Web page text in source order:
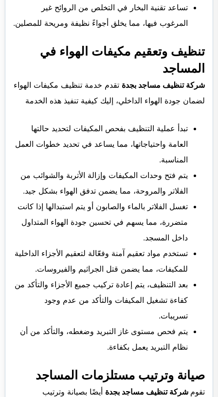
تساعد تقنية البخار في التخلص من الروائح غير
المرغوب فيها، مما يخلق أجواءً نظيفة ومريحة للمصلين.
تنظيف وتعقيم مكيفات الهواء في
المساجد
شركة تنظيف مساجد بجدة تقدم خدمة تنظيف مكيفات الهواء
لضمان جودة الهواء الداخلي، إليك كيفية تنفيذ هذه الخدمة
تبدأ عملية التنظيف بفحص المكيفات لتحديد حالتها
العامة واحتياجاتها، مما يساعد في تحديد خطوات العمل
المناسبة.
يتم فتح وحدات المكيفات وإزالة الأتربة والشوائب من
الفلاتر والمروحة، مما يضمن تدفق الهواء بشكل جيد.
تغسل الفلاتر بالماء والصابون أو يتم استبدالها إذا كانت
متضررة، مما يسهم في تحسين جودة الهواء المتداول
داخل المسجد.
تستخدم مواد تعقيم آمنة وفعّالة لتعقيم الأجزاء الداخلية
للمكيفات، مما يضمن قتل الجراثيم والفيروسات.
بعد التنظيف، يتم إعادة تركيب جميع الأجزاء والتأكد من
كفاءة تشغيل المكيفات والتأكد من عدم وجود
تسريبات.
يتم فحص مستوى غاز التبريد وضغطه، والتأكد من أن
نظام التبريد يعمل بكفاءة.
صيانة وترتيب مستلزمات المساجد
تقوم شركة تنظيف مساجد بجدة أيضًا بصيانة وترتيب